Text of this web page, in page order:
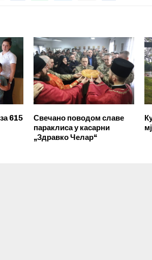
615
Свечано поводом славе
параклиса у касарни
„Здравко Челар“